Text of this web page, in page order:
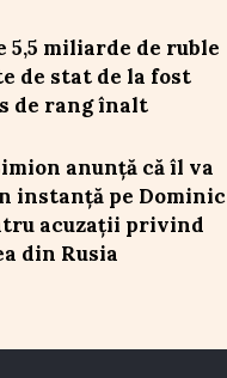
5,5 miliarde de ruble
de stat de la fost
de rang înalt
anunță că îl va
instanță pe Dominic
acuzații privind
din Rusia